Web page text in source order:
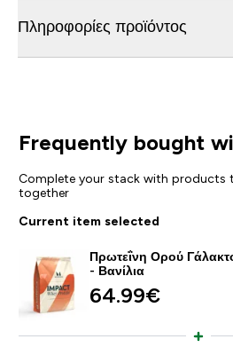
Πληροφορίες προϊόντος
Frequently bought
Complete your stack with products
together
Current item selected
Πρωτεΐνη Ορού
- Βανίλια
64.99€‎